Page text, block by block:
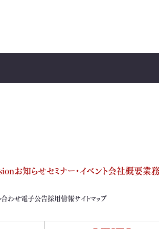
お知らせセミナー・イベント会社概要業
わせ電子公告採用情報サイトマップ